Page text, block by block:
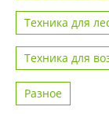
Техника для
Техника для
Разное